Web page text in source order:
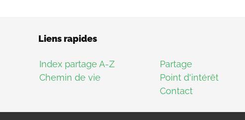
Liens rapides
Index partage A-Z
Chemin de vie
Partage
Point d'intérêt
Contact